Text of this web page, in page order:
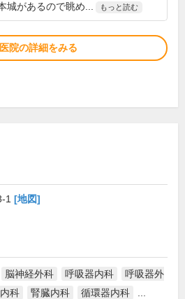
城があるので眺め...
もっと読む
院の詳細をみる
1 [地図]
脳神経外科 呼吸器内科
呼吸器外
科 腎臓内科 循環器内科